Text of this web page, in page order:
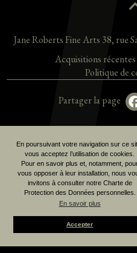
En poursuivant votre navigation sur ce
vous acceptez l’utilisation de cookies.
Pour en savoir plus et, notamment,
vous opposer à leur installation, nous
invitons à consulter notre Charte de
Protection des Données personnelles.
En savoir plus
Accepter
Jane Roberts Fine Arts 38, rue
Acquisitions récentes
Politique de
Partager la page